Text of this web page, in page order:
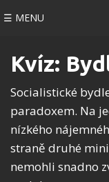
☰ MENU
Kvíz:
Socialistické
paradoxem. Na
nízkého
straně druhé
nemohli snadno